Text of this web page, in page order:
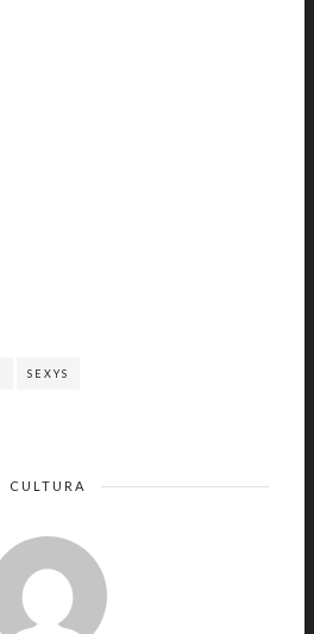
SEXYS
CULTURA